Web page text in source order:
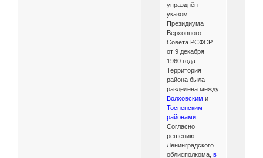
упразднён
указом
Президиума
Верховного
Совета РСФСР
от 9 декабря
1960 года.
Территория
района была
разделена между
Волховским и
Тосненским
районами.
Согласно
решению
Ленинградского
облисполкома, в